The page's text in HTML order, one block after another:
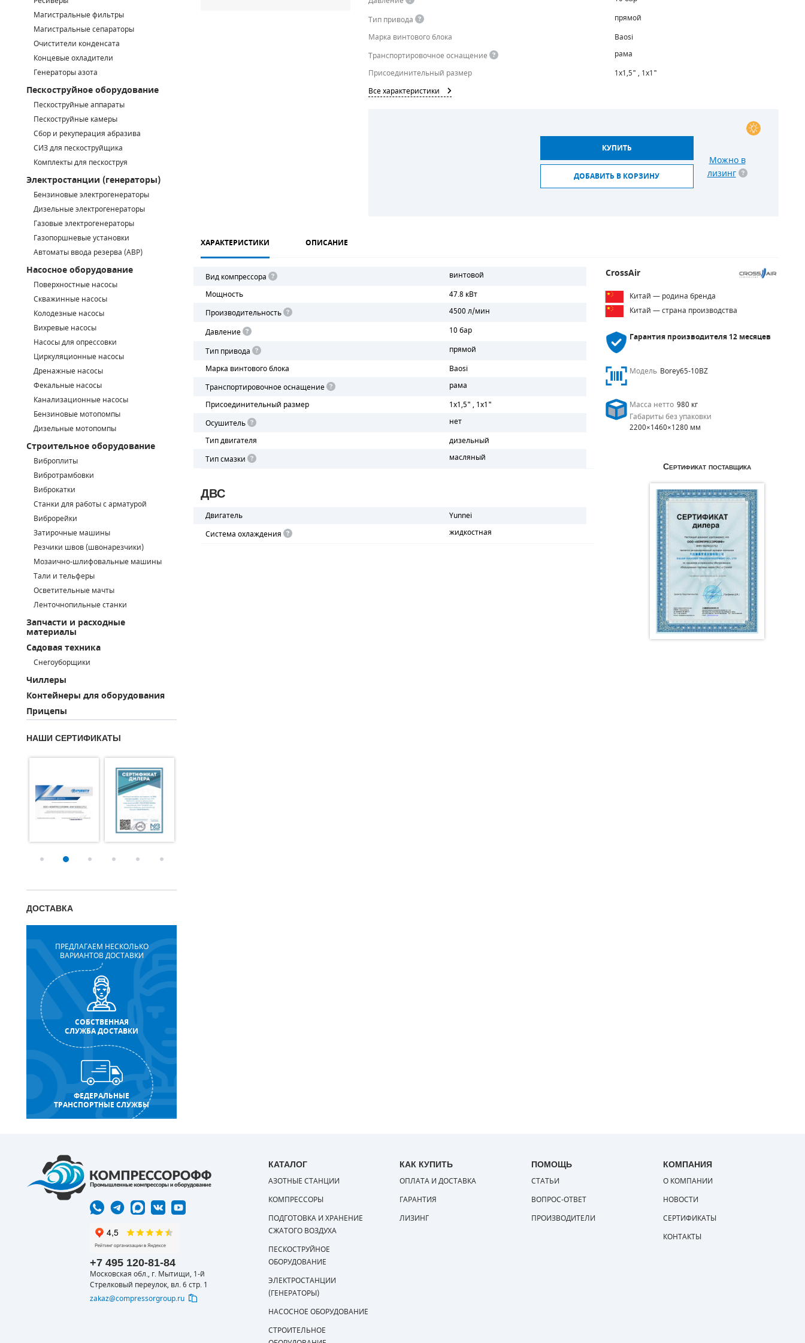
Магистральные фильтры
Магистральные сепараторы
Очистители конденсата
Концевые охладители
Генераторы азота
Пескоструйное оборудование
Пескоструйные аппараты
Пескоструйные камеры
Сбор и рекуперация абразива
СИЗ для пескоструйщика
Комплекты для пескоструя
Электростанции (генераторы)
Бензиновые электрогенераторы
Дизельные электрогенераторы
Газовые электрогенераторы
Газопоршневые установки
Автоматы ввода резерва (АВР)
Насосное оборудование
Поверхностные насосы
Скважинные насосы
Колодезные насосы
Вихревые насосы
Насосы для опрессовки
Циркуляционные насосы
Дренажные насосы
Фекальные насосы
Канализационные насосы
Бензиновые мотопомпы
Дизельные мотопомпы
Строительное оборудование
Виброплиты
Вибротрамбовки
Виброкатки
Станки для работы с арматурой
Виброрейки
Затирочные машины
Резчики швов (швонарезчики)
Мозаично-шлифовальные машины
Тали и тельферы
Осветительные мачты
Ленточнопильные станки
Запчасти и расходные
материалы
Садовая техника
Снегоуборщики
Чиллеры
Контейнеры для оборудования
Прицепы
НАШИ СЕРТИФИКАТЫ
ДОСТАВКА
ПРЕДЛАГАЕМ НЕСКОЛЬКО
ВАРИАНТОВ ДОСТАВКИ
СОБСТВЕННАЯ
СЛУЖБА ДОСТАВКИ
ФЕДЕРАЛЬНЫЕ
ТРАНСПОРТНЫЕ СЛУЖБЫ
Тип привода
прямой
Марка винтового блока
Baosi
Транспортировочное оснащение
рама
Присоединительный размер
1х1,5" , 1х1"
Все характеристики
КУПИТЬ
ДОБАВИТЬ В КОРЗИНУ
Можно в
лизинг
ХАРАКТЕРИСТИКИ ОПИСАНИЕ
Вид компрессора
винтовой
Мощность
47.8 кВт
Производительность
4500 л/мин
Давление
10 бар
Тип привода
прямой
Марка винтового блока
Baosi
Транспортировочное оснащение
рама
Присоединительный размер
1х1,5" , 1х1"
Осушитель
нет
Тип двигателя
дизельный
Тип смазки
масляный
ДВС
Двигатель
Yunnei
Система охлаждения
жидкостная
CrossAir
Китай — родина бренда
Китай — страна производства
Гарантия производителя12 месяцев
Модель Borey65-10BZ
Масса нетто 980 кг
Габариты без упаковки
2200×1460×1280 мм
Сертификат поставщика
+7 495 120-81-84
Московская обл., г. Мытищи, 1-й
Стрелковый переулок, вл. 6 стр. 1
zakaz@compressorgroup.ru
КАТАЛОГ
АЗОТНЫЕ СТАНЦИИ
КОМПРЕССОРЫ
ПОДГОТОВКА И ХРАНЕНИЕ
СЖАТОГО ВОЗДУХА
ПЕСКОСТРУЙНОЕ
ОБОРУДОВАНИЕ
ЭЛЕКТРОСТАНЦИИ
(ГЕНЕРАТОРЫ)
НАСОСНОЕ ОБОРУДОВАНИЕ
СТРОИТЕЛЬНОЕ
КАК КУПИТЬ
ОПЛАТА И ДОСТАВКА
ГАРАНТИЯ
ЛИЗИНГ
ПОМОЩЬ
СТАТЬИ
ВОПРОС-ОТВЕТ
ПРОИЗВОДИТЕЛИ
КОМПАНИЯ
О КОМПАНИИ
НОВОСТИ
СЕРТИФИКАТЫ
КОНТАКТЫ
САДОВАЯ ТЕХНИКА
КОНТЕЙНЕРЫ ДЛЯ ОБОРУДОВАНИЯ
КАНАЛИЗАЦИОННЫЕ НАСОСЫ
ДИЗЕЛЬНЫЕ МОТОПОМПЫ
ТАЛИ И ТЕЛЬФЕРЫ
ЛЕНТОЧНОПИЛЬНЫЕ СТАНКИ
КОНТРОЛЛЕРЫ (БЛОКИ УПРАВЛЕНИЯ)
ВПУСКНЫЕ КЛАПАНЫ
ОБРАТНЫЕ КЛАПАНЫ
КЛАПАНЫ МИНИМАЛЬНОГО ДАВЛЕНИЯ
РЕЛЕ ДАВЛЕНИЯ ДЛЯ ДЛЯ КОМПРЕССОРОВ
ДАТЧИКИ
РУКАВА ВЫСОКОГО ДАВЛЕНИЯ (РВД)
ЗАПЧАСТИ ДЛЯ ВИНТОВЫХ КОМПРЕССОРОВ
СМЕННЫЕ ЭЛЕМЕНТЫ МАГИСТРАЛЬНЫХ ФИЛЬТРОВ
ДЛЯ АДСОРБЦИОННЫХ ОСУШИТЕЛЕЙ
ЭЛЕКТРОДВИГАТЕЛИ
БЕНЗИНОВЫЕ ДВИГАТЕЛИ
ДИЗЕЛЬНЫЕ ДВИГАТЕЛИ
ФИЛЬТРЫ ТОПЛИВНЫЕ
МОТОРНОЕ МАСЛО
РАДИАТОРЫ
ПОДШИПНИКИ
ПОРШНЕВЫЕ БЛОКИ
ДЕТАЛИ ПОРШНЕВЫХ КОМПРЕССОРОВ
ДЕТАЛИ СПИРАЛЬНЫХ КОМПРЕССОРОВ
ДЕТАЛИ НАСОСНОЙ ЧАСТИ
ДЕТАЛИ ПОГРУЖНЫХ НАСОСОВ
ШЛАНГИ ДЛЯ МОТОПОМП
ДЛЯ ВАКУУМНЫХ НАСОСОВ